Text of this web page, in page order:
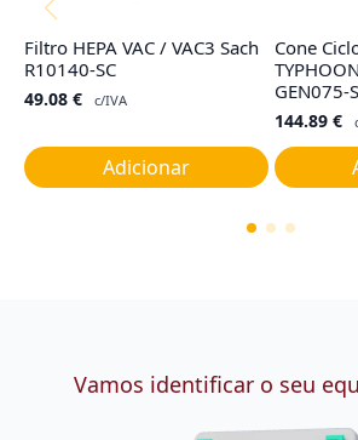
Filtro HEPA VAC / VAC3 Sach
R10140-SC
49.08 € c/IVA
Adicionar
Cone
GEN075-
144.89 €
Vamos identificar o seu